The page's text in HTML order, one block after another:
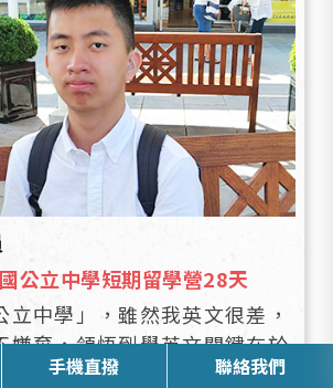
公立中學短期留學營28天
立中學」，雖然我英文很差，
嫌棄，領悟到學英文關鍵在於
要害怕尷尬...
手機直撥 聯絡我們